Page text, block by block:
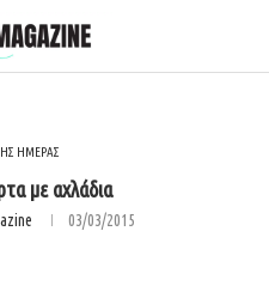
ΗΜΕΡΑΣ
με αχλάδια
03/03/2015